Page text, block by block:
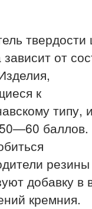
зависит от
к
типу,
резины
добавку в
кремния.